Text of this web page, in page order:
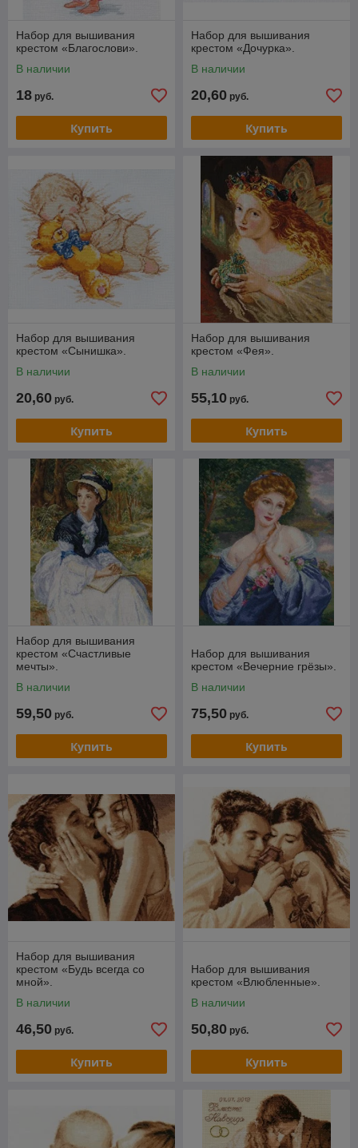
Набор для вышивания
крестом «Благослови».
В наличии
18 руб.
Купить
Набор для вышивания
крестом «Дочурка».
В наличии
20,60 руб.
Купить
Набор для вышивания
крестом «Сынишка».
В наличии
20,60 руб.
Купить
Набор для вышивания
крестом «Фея».
В наличии
55,10 руб.
Купить
Набор для вышивания
крестом «Счастливые
мечты».
В наличии
59,50 руб.
Купить
Набор для вышивания
крестом «Вечерние грёзы».
В наличии
75,50 руб.
Купить
Набор для вышивания
крестом «Будь всегда со
мной».
В наличии
46,50 руб.
Купить
Набор для вышивания
крестом «Влюбленные».
В наличии
50,80 руб.
Купить